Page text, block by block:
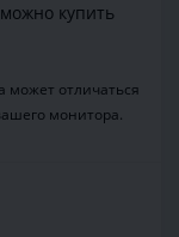
купить
может отличаться
монитора.